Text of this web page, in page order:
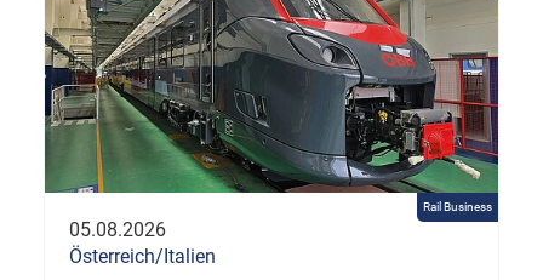
Rail Business
05.08.2026
Österreich/Italien